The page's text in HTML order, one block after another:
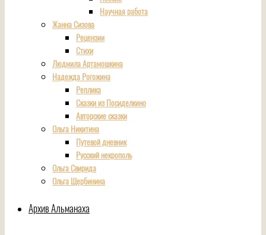
Научная работа
Жанна Сизова
Рецензии
Стихи
Людмила Артамошкина
Надежда Рогожина
Реплика
Сказки из Посиделкино
Авторские сказки
Ольга Никитина
Путевой дневник
Русский некрополь
Ольга Свирида
Ольга Щербинина
Архив Альманаха